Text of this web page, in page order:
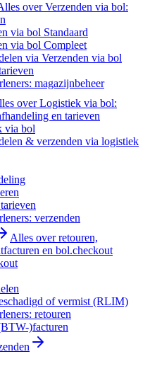
over Verzenden via bol:
via bol Standaard
via bol Compleet
via Verzenden via bol
magazijnbeheer
over Logistiek via bol:
en tarieven
via bol
& verzenden via logistiek
verzenden
Alles over retouren,
en bol.checkout
of vermist (RLIM)
retouren
)facturen